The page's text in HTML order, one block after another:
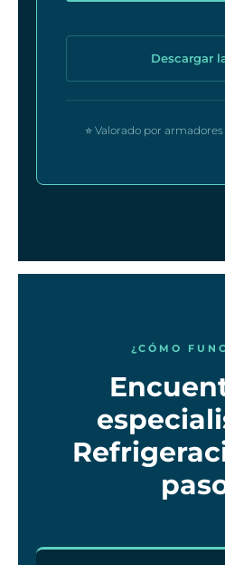
Descargar
⭐ Valorado por
¿CÓMO